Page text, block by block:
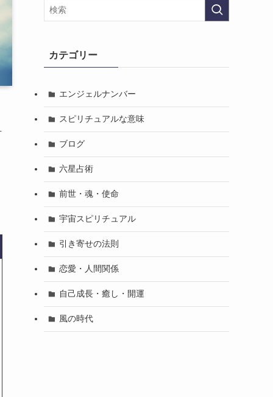
カテゴリー
エンジェルナンバー
スピリチュアルな意味
ブログ
六星占術
前世・魂・使命
宇宙スピリチュアル
引き寄せの法則
恋愛・人間関係
自己成長・癒し・開運
風の時代